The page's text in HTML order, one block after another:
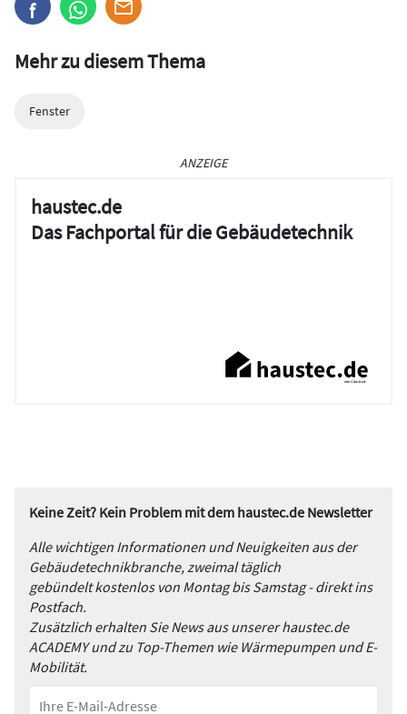
Mehr zu diesem Thema
Fenster
ANZEIGE
haustec.de
Das Fachportal für die Gebäudetechnik
Keine Zeit? Kein Problem mit dem haustec.de Newsletter
Alle wichtigen Informationen und Neuigkeiten aus der
Gebäudetechnikbranche, zweimal täglich
gebündelt kostenlos von Montag bis Samstag - direkt ins
Postfach.
Zusätzlich erhalten Sie News aus unserer haustec.de
ACADEMY und zu Top-Themen wie Wärmepumpen und E-
Mobilität.